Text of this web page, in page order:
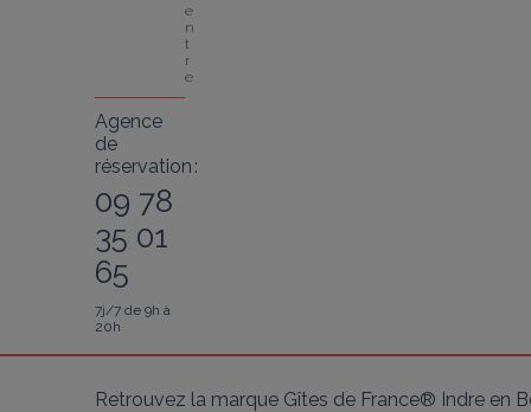
e
n
t
r
e
Agence
de
réservation :
09 78
35 01
65
7j/7 de 9h à
20h
Retrouvez la marque Gîtes de France® Indre en